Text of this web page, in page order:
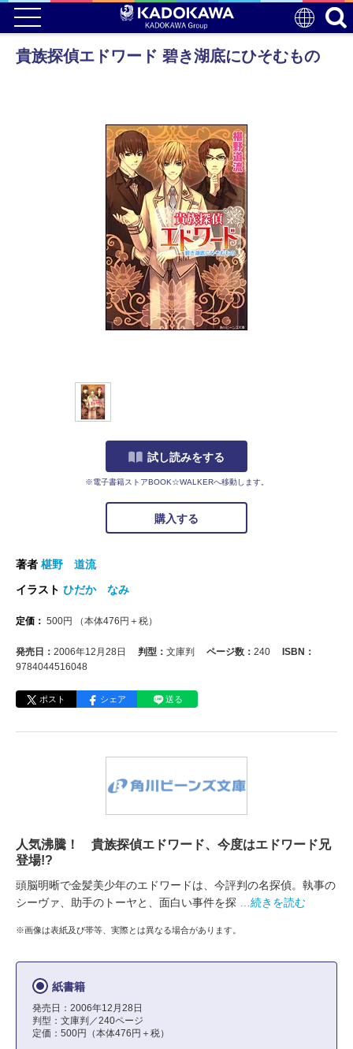
貴族探偵エドワード 碧き湖底にひそむもの
試し読みをする
※電子書籍ストアBOOK☆WALKERへ移動します。
購入する
著者 椹野 道流
イラスト ひだか なみ
定価： 500円 （本体476 円＋税）
発売日： 2006年12月28日 判型： 文庫判 ページ数： 240
ISBN：
9784044516048
ポスト シェア 送る
人気沸騰！ 貴族探偵エドワード、今度はエドワード兄
登場!?
頭脳明晰で金髪美少年のエドワードは、今評判の名探偵。執事の
シーヴァ、助手のトーヤと、面白い事件を探
…続きを読む
※画像は表紙及び帯等、実際とは異なる場合があります。
紙書籍
発売日：2006年12月28日
判型：文庫判／240ページ
定価：500円（本体476円＋税）